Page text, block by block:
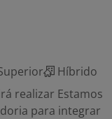
Híbrido
realizar Estamos
para integrar